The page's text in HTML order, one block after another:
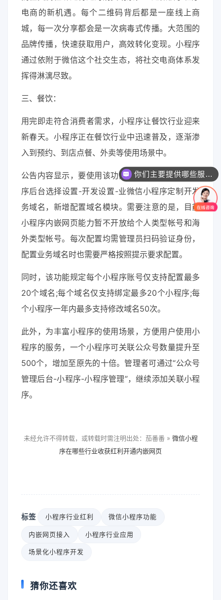
电商的新机遇。每个二维码背后都是一座线上商
城，每一次分享都会是一次病毒式传播。大范围的
品牌传播，快速获取用户，高效转化变现。小程序
通过依附于微信这个社交生态，将社交电商体系发
挥得淋漓尽致。
三、餐饮：
用完即走符合消费者需求，小程序让餐饮行业迎来
新春天。小程序正在餐饮行业中迅速普及，逐渐渗
入到预约、到店点餐、外卖等使用场景中。
公告内容显示，要使用该功能，开发者需登陆小程
序后台选择设置-开发设置-业微信小程序定制开发
务域名，新增配置域名模块。需要注意的是，目前
小程序内嵌网页能力暂不开放给个人类型帐号和海
外类型帐号。每次配置均需管理员扫码验证身份，
配置业务域名时也需要严格按照提示要求配置。
同时，该功能规定每个小程序账号仅支持配置最多
20个域名;每个域名仅支持绑定最多20个小程序;每
个小程序一年内最多支持修改域名50次。
此外，为丰富小程序的使用场景，方便用户使用小
程序的服务，一个小程序可关联公众号数量提升至
500个，增加至原先的十倍。管理者可通过“公众号
管理后台-小程序-小程序管理”，继续添加关联小程
序。
未经允许不得转载，或转载时需注明出处：茄番番 » 微信小程
序在哪些行业收获红利开通内嵌网页
标签 小程序行业红利 微信小程序功能
内嵌网页接入 小程序行业应用
场景化小程序开发
猜你还喜欢
你们主要提供哪些服务？可以根据需求定制吗？